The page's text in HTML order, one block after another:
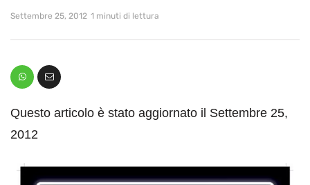
Settembre 25, 2012 1 minuti di lettura
Questo articolo è stato aggiornato il Settembre 25,
2012